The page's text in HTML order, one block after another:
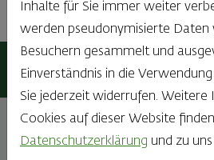
Haubis
Haubis
Neu- &
Haubis
Das Körberl ist in
Inhalte für Sie immer weiter
werden pseudonymisierte Daten
Besuchern gesammelt und
Einverständnis in die
Sie jederzeit widerrufen. Weitere
Cookies auf dieser Website
Datenschutzerklärung und zu